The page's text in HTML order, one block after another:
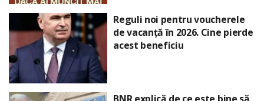
Reguli noi pentru voucherele
de vacanță în 2026. Cine pierde
acest beneficiu